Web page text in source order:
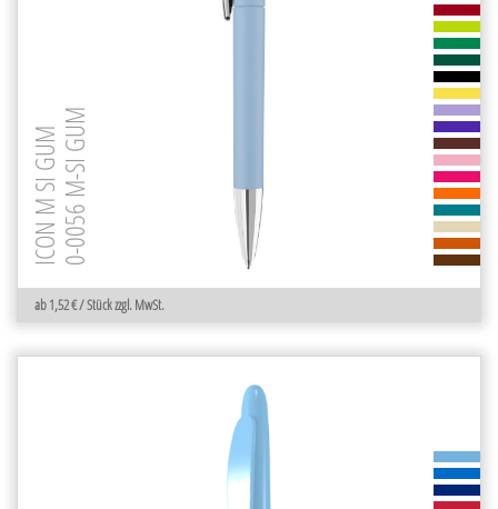
ab 1,52 € / Stück zzgl. MwSt.
ICON M SI GUM0-0056 M-SI GUM